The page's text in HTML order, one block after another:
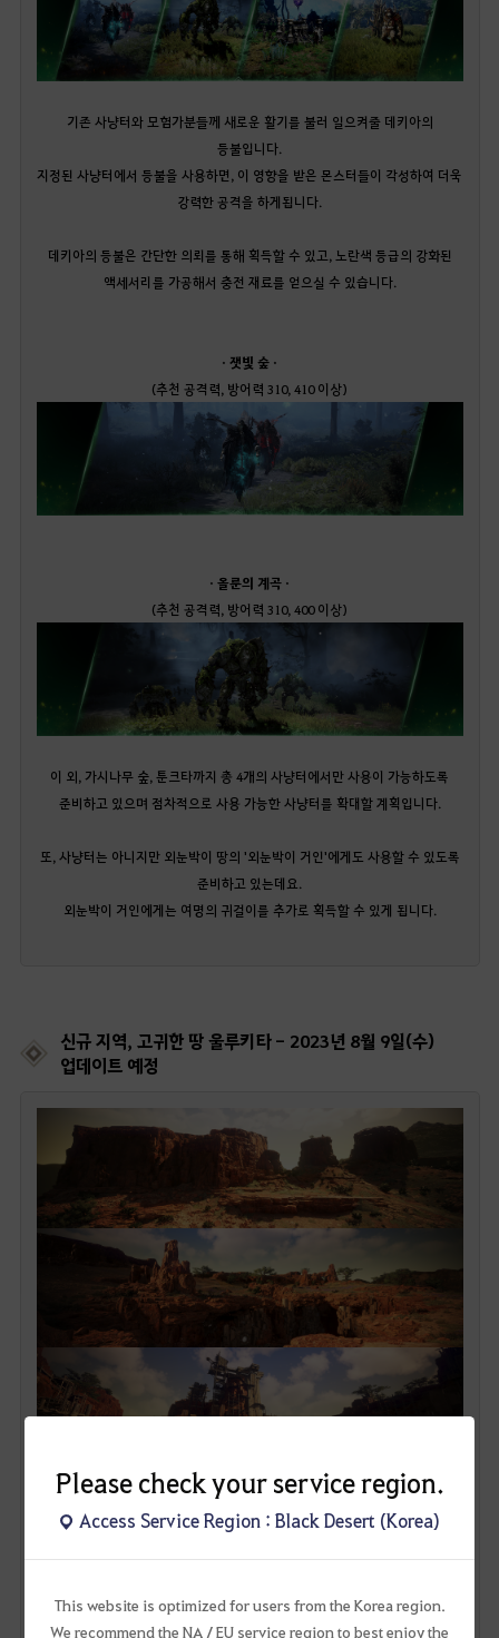
Please check your service region.
Access Service Region : Black Desert (Korea)
This website is optimized for users from the Korea region.
We recommend the NA / EU service region to best enjoy the
기존 사냥터와 모험가분들께 새로운 활기를 불러 일으켜줄 데키아의
등불입니다.
지정된 사냥터에서 등불을 사용하면, 이 영향을 받은 몬스터들이 각성하여 더욱
강력한 공격을 하게됩니다.
데키아의 등불은 간단한 의뢰를 통해 획득할 수 있고, 노란색 등급의 강화된
액세서리를 가공해서 충전 재료를 얻으실 수 있습니다.
· 잿빛 숲 ·
(추천 공격력, 방어력 310, 410 이상)
· 올룬의 계곡 ·
(추천 공격력, 방어력 310, 400 이상)
이 외, 가시나무 숲, 툰크타까지 총 4개의 사냥터에서만 사용이 가능하도록
준비하고 있으며 점차적으로 사용 가능한 사냥터를 확대할 계획입니다.
또, 사냥터는 아니지만 외눈박이 땅의 '외눈박이 거인'에게도 사용할 수 있도록
준비하고 있는데요.
외눈박이 거인에게는 여명의 귀걸이를 추가로 획득할 수 있게 됩니다.
신규 지역, 고귀한 땅 울루키타 - 2023년 8월 9일(수)
업데이트 예정
울루키타입니다.
먼저 만나 보실 수 있으며,